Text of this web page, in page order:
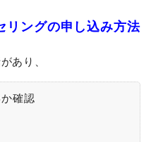
リングの申し込み方法
あり、
確認